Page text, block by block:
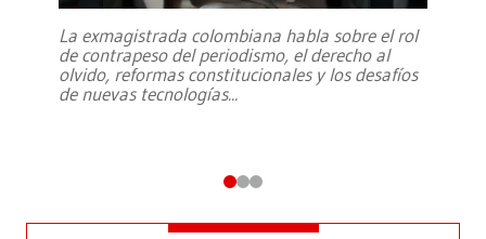
La exmagistrada colombiana habla sobre el rol
de contrapeso del periodismo, el derecho al
olvido, reformas constitucionales y los desafíos
de nuevas tecnologías...